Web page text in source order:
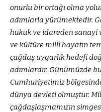
onurlu bir ortağı olma
adımlarla yürümektedir.
hukuk ve idareden sanayi
ve kültüre millî hayatın
çağdaş uygarlık hedefi
adımlardır. Günümüzde
Cumhuriyetimiz
dünya devleti olmuştur.
çağdaşlaşmamızın